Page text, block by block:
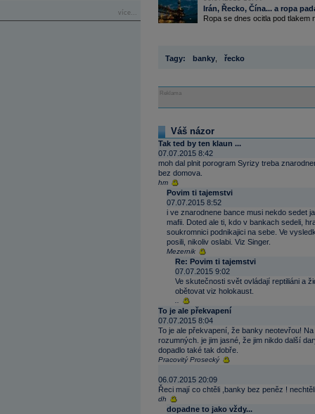
více...
Irán, Řecko, Čína... a ropa
Ropa se dnes ocitla pod
Tagy: banky řecko
Reklama
Váš názor
Tak ted by ten klaun ...
07.07.2015 8:42
moh dal plnit porogram Syrizy treba
bez domova.
hm
Povim ti tajemstvi
07.07.2015 8:52
i ve znarodnene bance musi nekdo sedet
mafii. Doted ale ti, kdo v bankach sedeli,
soukromnici podnikajici na sebe. Ve
posili, nikoliv oslabi. Viz Singer.
Mezernik
Re: Povim ti tajemstvi
07.07.2015 9:02
Ve skutečnosti svět ovládají reptiliáni a
obětovat viz holokaust.
To je ale překvapení
07.07.2015 8:04
To je ale překvapení, že banky neotevřou!
rozumných. je jim jasné, že jim nikdo další
dopadlo také tak dobře.
Pracovitý Prosecký
06.07.2015 20:09
Řeci mají co chtěli ,banky bez peněz !
dh
dopadne to jako vždy...